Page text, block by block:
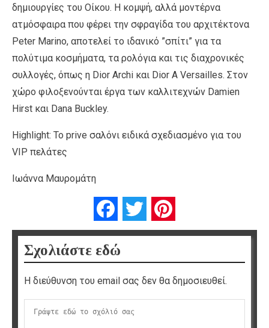
δημιουργίες του Οίκου. H κομψή, αλλά μοντέρνα
ατμόσφαιρα που φέρει την σφραγίδα του αρχιτέκτονα
Peter Marino, αποτελεί το ιδανικό ”σπίτι” για τα
πολύτιμα κοσμήματα, τα ρολόγια και τις διαχρονικές
συλλογές, όπως η Dior Archi και Dior A Versailles. Στον
χώρο φιλοξενούνται έργα των καλλιτεχνών Damien
Hirst και Dana Buckley.
Highlight: To prive σαλόνι ειδικά σχεδιασμένο για του
VIP πελάτες
Ιωάννα Μαυρομάτη
FacebookTwitter
Σχολιάστε εδώ
Η διεύθυνση του email σας δεν θα δημοσιευθεί.